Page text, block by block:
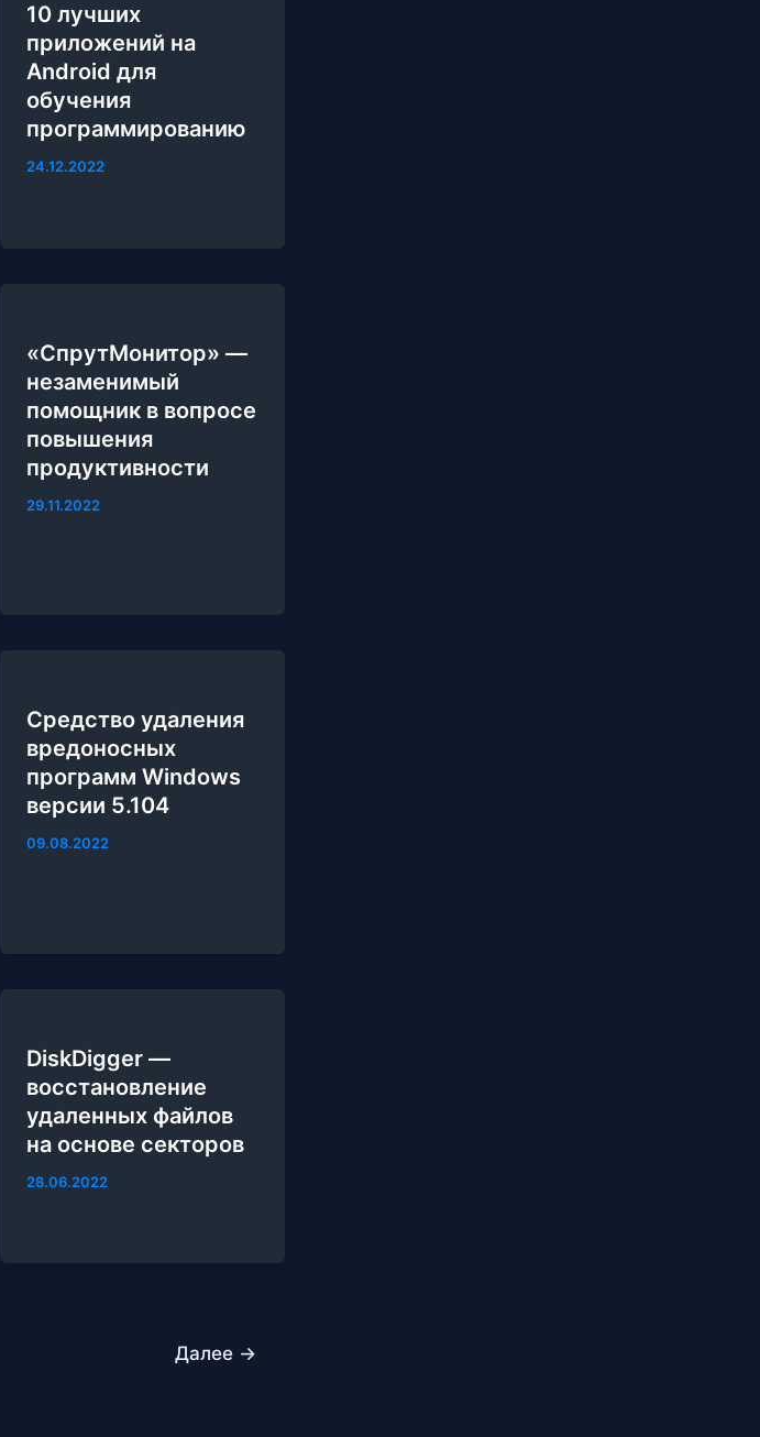
10 лучших
приложений на
Android для
обучения
программированию
24.12.2022
«СпрутМонитор» —
незаменимый
помощник в вопросе
повышения
продуктивности
29.11.2022
Средство удаления
вредоносных
программ Windows
версии 5.104
09.08.2022
DiskDigger —
восстановление
удаленных файлов
на основе секторов
28.06.2022
Далее →